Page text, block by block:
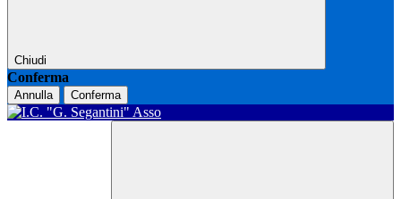
Chiudi
Conferma
Annulla Conferma